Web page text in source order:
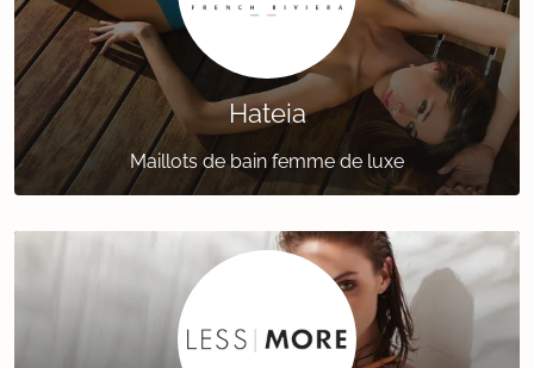
Hateia
Maillots de bain femme de luxe